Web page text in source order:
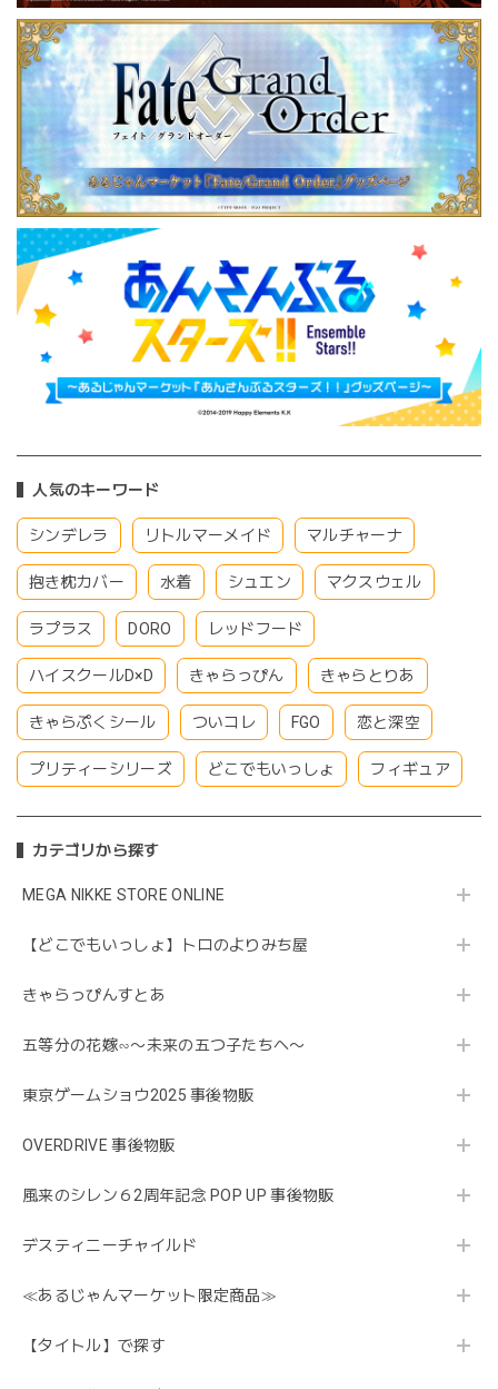
人気のキーワード
シンデレラ リトルマーメイド マルチャーナ
抱き枕カバー 水着 シュエン マクスウェル
ラプラス DORO レッドフード
ハイスクールD×D きゃらっぴん きゃらとりあ
きゃらぷくシール ついコレ FGO 恋と深空
プリティーシリーズ どこでもいっしょ フィギュア
カテゴリから探す
MEGA NIKKE STORE ONLINE
【どこでもいっしょ】トロのよりみち屋
きゃらっぴんすとあ
五等分の花嫁∽〜未来の五つ子たちへ〜
東京ゲームショウ2025 事後物販
OVERDRIVE 事後物販
風来のシレン６2周年記念 POP UP 事後物販
デスティニーチャイルド
≪あるじゃんマーケット限定商品≫
【タイトル】で探す